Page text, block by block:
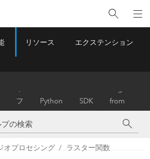
リソース エクステンション
フ
ァ
レ
ン
ス
Python SDK
from
ArcMap
オプロセシング ラスター関数